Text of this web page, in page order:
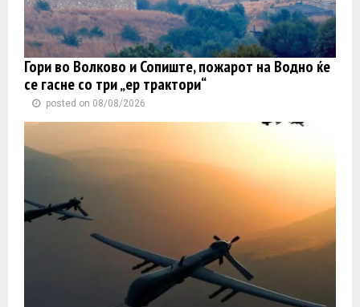
Гори во Волково и Сопиште, пожарот на Водно ќе
се гасне со три „ер трактори“
posted on 08/08/2026